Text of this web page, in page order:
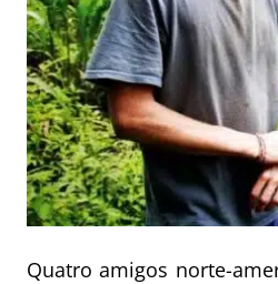
Quatro amigos norte-